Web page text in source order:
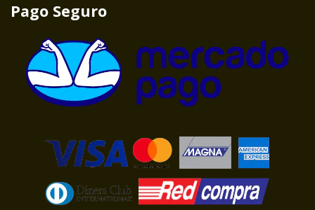
Pago Seguro